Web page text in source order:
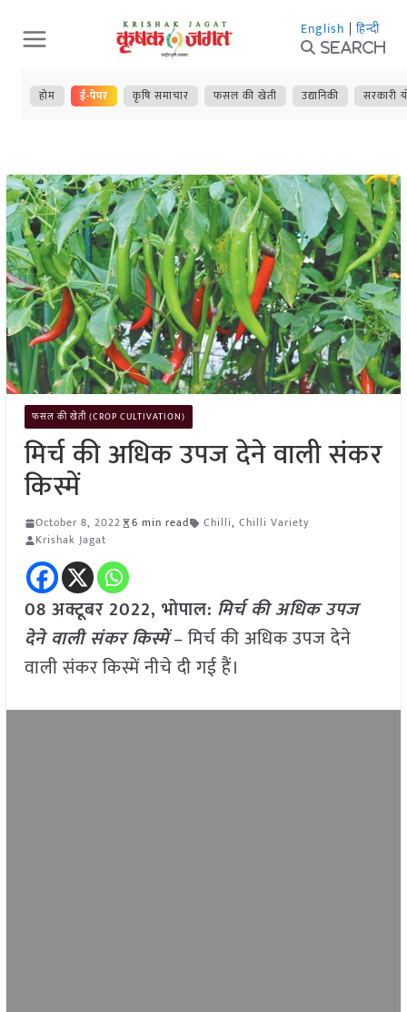
Skip
to
content
English | हिन्दी
Search
होम ई-पेपर कृषि समाचार फसल की खेती उद्यानिकी सरकारी
फसल की खेती (CROP CULTIVATION)
मिर्च की अधिक उपज देने वाली संकर
किस्में
October 8, 2022 6 min read Chilli, Chilli Variety
Krishak Jagat
08 अक्टूबर 2022, भोपाल: मिर्च की अधिक उपज
देने वाली संकर किस्में– मिर्च की अधिक उपज देने
वाली संकर किस्में नीचे दी गई हैं।